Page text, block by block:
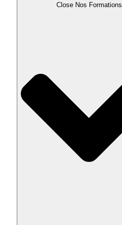
Close Nos Formations